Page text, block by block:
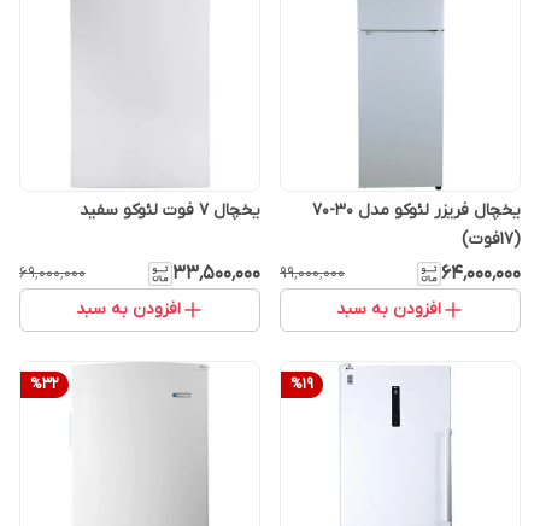
یخچال فریزر لئوکو مدل 30-70
(17فوت)
۶۴٬۰۰۰٬۰۰۰ ۹۹٬۰۰۰٬۰۰۰
افزودن به سبد
یخچال 7 فوت لئوکو سفید
۳۳٬۵۰۰٬۰۰۰ ۶۹٬۰۰۰٬۰۰۰
افزودن به سبد
%19
%32